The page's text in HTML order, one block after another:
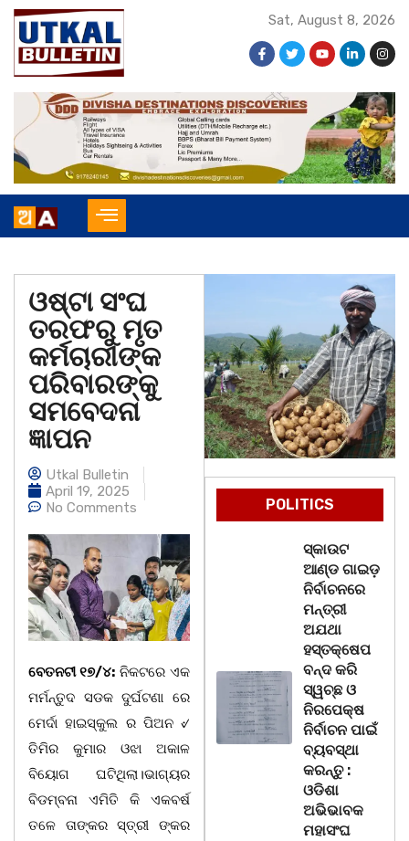
Sat, August 8, 2026
ଓଷ୍ଟା ସଂଘ
ତରଫରୁ ମୃତ
କର୍ମଚାରୀଙ୍କ
ପରିବାରଙ୍କୁ
ସମବେଦନା
ଜ୍ଞାପନ
Utkal Bulletin
April 19, 2025
No Comments
ବେତନଟୀ ୧୭/୪: ନିକଟରେ ଏକ
ମର୍ମନ୍ତୁଦ ସଡକ ଦୁର୍ଘଟଣା ରେ
ମେର୍ଦା ହାଇସ୍କୁଲ ର ପିଅନ ୰
ତିମିର କୁମାର ଓଝା ଅକାଳ
ବିୟୋଗ ଘଟିଥିଲା।ଭାଗ୍ୟର
ବିଡମ୍ବନା ଏମିତି କି ଏକବର୍ଷ
ତଳେ ତାଙ୍କର ସ୍ତ୍ରୀ ଙ୍କର
POLITICS
ସ୍କାଉଟ
ଆଣ୍ଡ ଗାଇଡ଼
ନିର୍ବାଚନରେ
ମନ୍ତ୍ରୀ
ଅଯଥା
ହସ୍ତକ୍ଷେପ
ବନ୍ଦ କରି
ସ୍ୱଚ୍ଛ ଓ
ନିରପେକ୍ଷ
ନିର୍ବାଚନ ପାଇଁ
ବ୍ୟବସ୍ଥା
କରନ୍ତୁ :
ଓଡିଶା
ଅଭିଭାବକ
ମହାସଂଘ